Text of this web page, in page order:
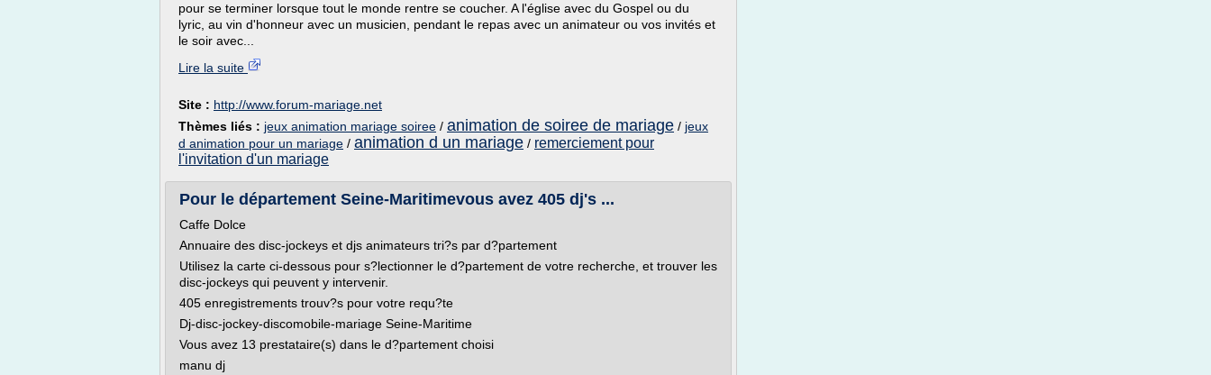
pour se terminer lorsque tout le monde rentre se coucher. A l'église avec du Gospel ou du
lyric, au vin d'honneur avec un musicien, pendant le repas avec un animateur ou vos invités et
le soir avec...
Lire la suite
Site : http://www.forum-mariage.net
Thèmes liés : jeux animation mariage soiree / animation de soiree de mariage / jeux
d animation pour un mariage / animation d un mariage / remerciement pour
l'invitation d'un mariage
Pour le département Seine-Maritimevous avez 405 dj's ...
Caffe Dolce
Annuaire des disc-jockeys et djs animateurs tri?s par d?partement
Utilisez la carte ci-dessous pour s?lectionner le d?partement de votre recherche, et trouver les
disc-jockeys qui peuvent y intervenir.
405 enregistrements trouv?s pour votre requ?te
Dj-disc-jockey-discomobile-mariage Seine-Maritime
Vous avez 13 prestataire(s) dans le d?partement choisi
manu dj